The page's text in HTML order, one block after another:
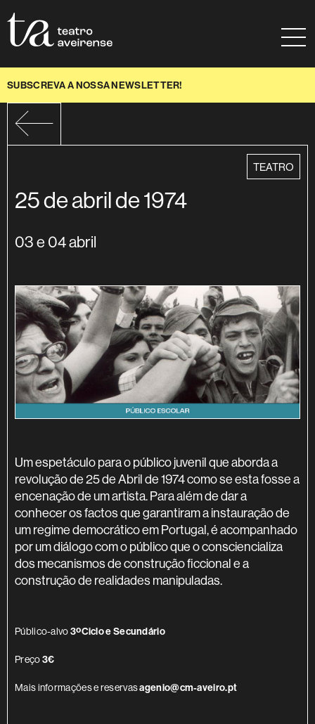
SUBSCREVA A NOSSA NEWSLETTER!
categoria
TEATRO
25 de abril de 1974
03 e 04 abril
SINOPSE
Um espetáculo para o público juvenil que aborda a
revolução de 25 de Abril de 1974 como se esta fosse a
encenação de um artista. Para além de dar a
conhecer os factos que garantiram a instauração de
um regime democrático em Portugal, é acompanhado
por um diálogo com o público que o consciencializa
dos mecanismos de construção ficcional e a
construção de realidades manipuladas.
Público-alvo3ºCiclo e Secundário
Preço3€
Mais informações e reservasagenio@cm-aveiro.pt